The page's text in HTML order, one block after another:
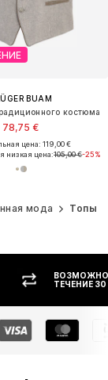
BUAM
костюма
78,75 €
цена: 119,00 €
низкая цена:105,00 €-25%
мода Топы